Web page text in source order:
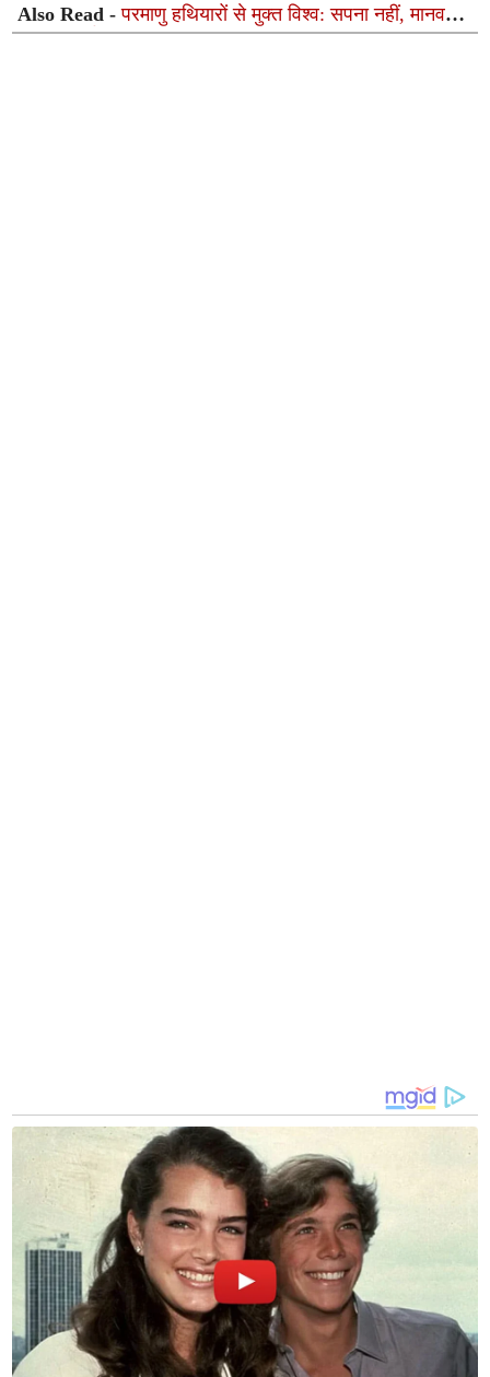
Also Read -परमाणु हथियारों से मुक्त विश्व: सपना नहीं, मानवता
की अनिवार्य जरूरत